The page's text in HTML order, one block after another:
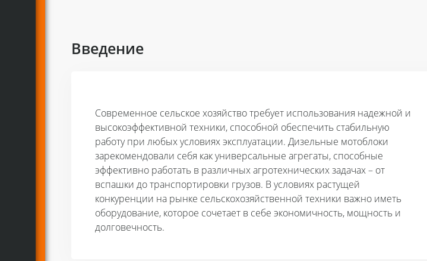
Введение
Современное сельское хозяйство требует использования надежной и
высокоэффективной техники, способной обеспечить стабильную
работу при любых условиях эксплуатации. Дизельные мотоблоки
зарекомендовали себя как универсальные агрегаты, способные
эффективно работать в различных агротехнических задачах – от
вспашки до транспортировки грузов. В условиях растущей
конкуренции на рынке сельскохозяйственной техники важно иметь
оборудование, которое сочетает в себе экономичность, мощность и
долговечность.